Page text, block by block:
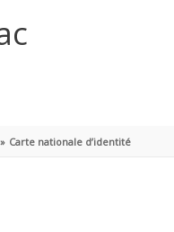
Carte nationale d’identité